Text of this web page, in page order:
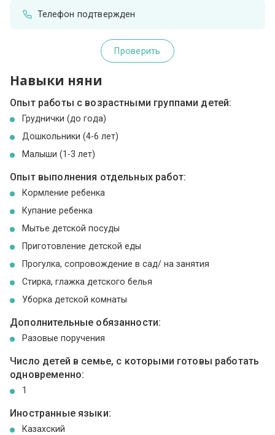
Телефон подтвержден
Проверить
Навыки няни
Опыт работы с возрастными группами детей:
Груднички (до года)
Дошкольники (4-6 лет)
Малыши (1-3 лет)
Опыт выполнения отдельных работ:
Кормление ребенка
Купание ребенка
Мытье детской посуды
Приготовление детской еды
Прогулка, сопровождение в сад/ на занятия
Стирка, глажка детского белья
Уборка детской комнаты
Дополнительные обязанности:
Разовые поручения
Число детей в семье, с которыми готовы работать
одновременно:
1
Иностранные языки:
Казахский